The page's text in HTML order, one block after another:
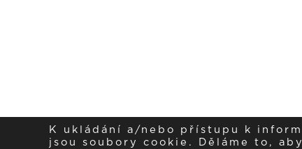
K ukládání a/nebo přístupu k
jsou soubory cookie. Děláme to,